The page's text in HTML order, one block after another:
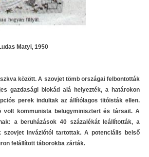
Matyi, 1950
között. A szovjet tömb országai felbontották
gazdasági blokád alá helyezték, a határokon
perek indultak az állítólagos titóisták ellen.
volt kommunista belügyminisztert és társait. A
a beruházások 40 százalékát leállították, a
inváziótól tartottak. A potenciális belső
felállított táborokba zárták.